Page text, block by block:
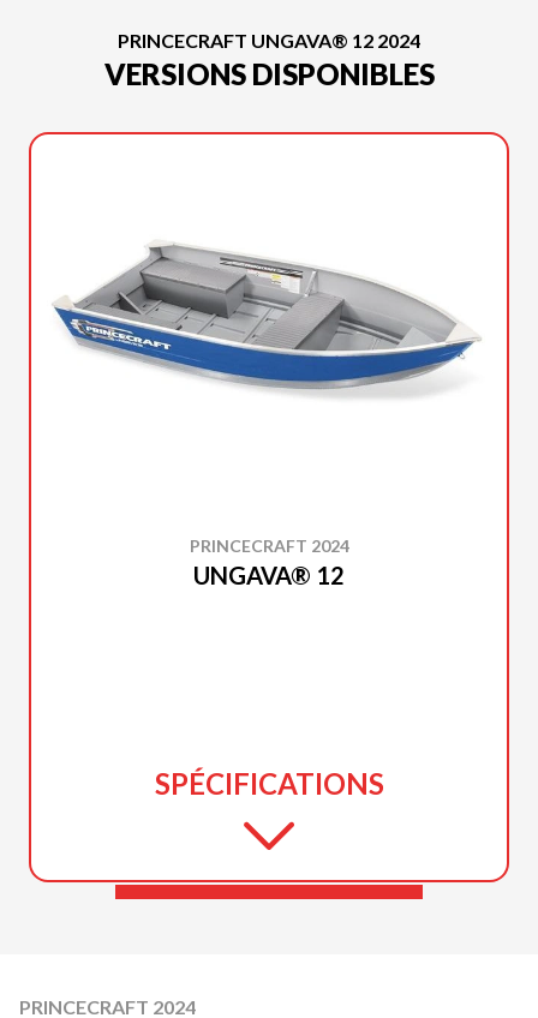
PRINCECRAFT UNGAVA® 12 2024
VERSIONS DISPONIBLES
PRINCECRAFT 2024
UNGAVA® 12
SPÉCIFICATIONS
PRINCECRAFT 2024